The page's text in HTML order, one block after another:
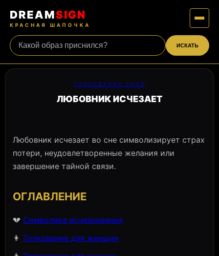
DREAMSIGN
КРАСНАЯ ШАПОЧКА
ИСКАТЬ
ТОЛКОВАНИЕ СНОВ
ЛЮБОВНИК ИСЧЕЗАЕТ
Любовник исчезает во сне символизирует страх
потери, неудовлетворенные желания или
завершение тайной связи.
ОГЛАВЛЕНИЕ
💔 Символика исчезновения
👩 Толкование для женщин